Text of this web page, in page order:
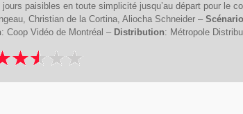
paisibles en toute simplicité jusqu’au départ pour le
Christian de la Cortina, Aliocha Schneider – Scénario
: Coop Vidéo de Montréal – Distribution: Métropole